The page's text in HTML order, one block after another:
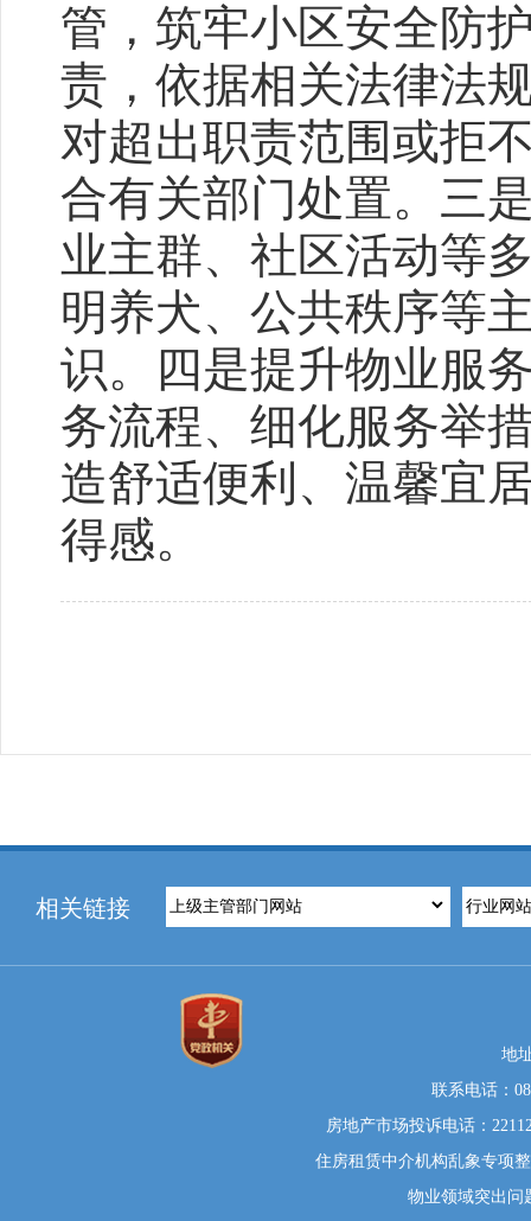
管，筑牢小区安全防
责，依据相关法律法
对超出职责范围或拒
合有关部门处置。三
业主群、社区活动等
明养犬、公共秩序等
识。四是提升物业服
务流程、细化服务举
造舒适便利、温馨宜
得感。
相关链接
地
联系电话：
房地产市场投诉电话：
住房租赁中介机构乱象专项
物业领域突出问